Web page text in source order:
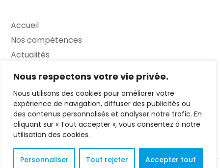
Nous respectons votre vie privée.
Nous utilisons des cookies pour améliorer votre
expérience de navigation, diffuser des publicités ou
des contenus personnalisés et analyser notre trafic. En
cliquant sur « Tout accepter », vous consentez à notre
utilisation des cookies.
Personnaliser Tout rejeter Accepter tout
Accueil
Nos compétences
Actualités
Contact
FAQ
Mentions légales